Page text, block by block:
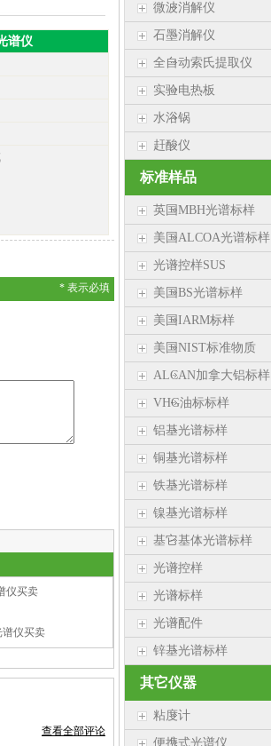
谱仪
* 表示必填
仪买卖
谱仪买卖
查看全部评论
微波消解仪
石墨消解仪
全自动索氏提取仪
实验电热板
水浴锅
赶酸仪
标准样品
英国MBH光谱标样
美国ALCOA光谱标样
光谱控样SUS
美国BS光谱标样
美国IARM标样
美国NIST标准物质
ALCAN加拿大铝标样
VHG油标标样
铝基光谱标样
铜基光谱标样
铁基光谱标样
镍基光谱标样
基它基体光谱标样
光谱控样
光谱标样
光谱配件
锌基光谱标样
其它仪器
粘度计
便携式光谱仪